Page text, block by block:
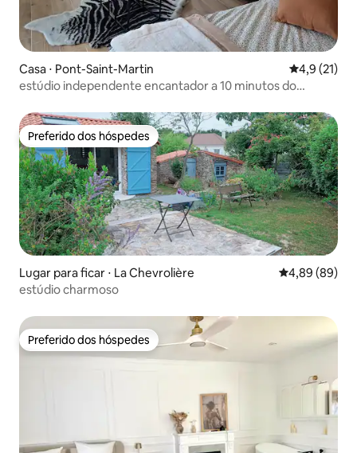
Casa ⋅ Pont-Saint-Martin 4,9 de uma
4,9 (21)
estúdio independente encantador a 10 minutos do
Preferido dos hóspedes
Preferido dos hóspedes
Lugar para ficar ⋅ La Chevrolière 4,89 de uma
4,89 (89)
estúdio charmoso
Preferido dos hóspedes
Preferido dos hóspedes